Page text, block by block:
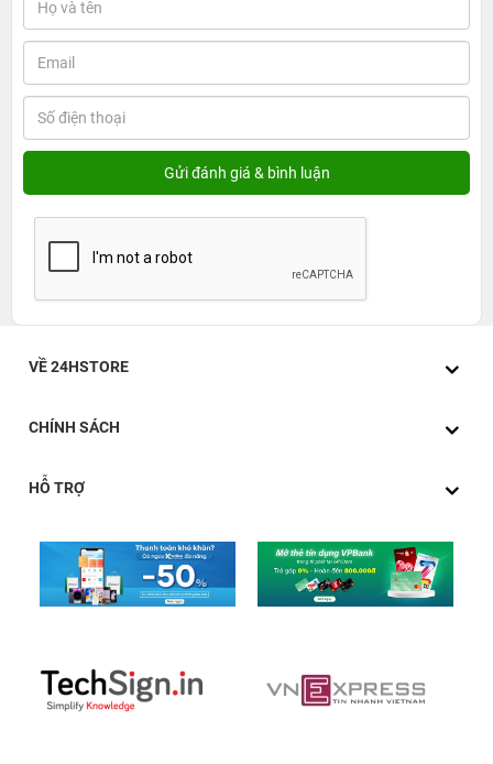
VỀ 24HSTORE
CHÍNH SÁCH
HỖ TRỢ